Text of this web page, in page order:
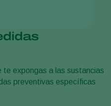
te expongas a las sustancias
preventivas específicas